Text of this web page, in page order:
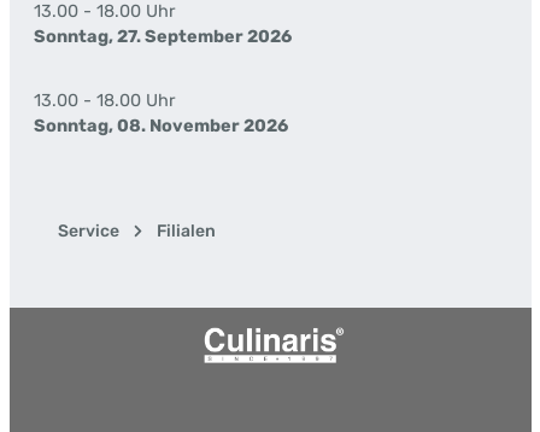
13.00 - 18.00 Uhr
Sonntag, 27. September 2026
13.00 - 18.00 Uhr
Sonntag, 08. November 2026
Service Filialen